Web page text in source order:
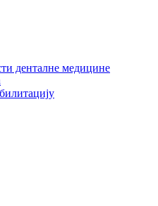
денталне медицине